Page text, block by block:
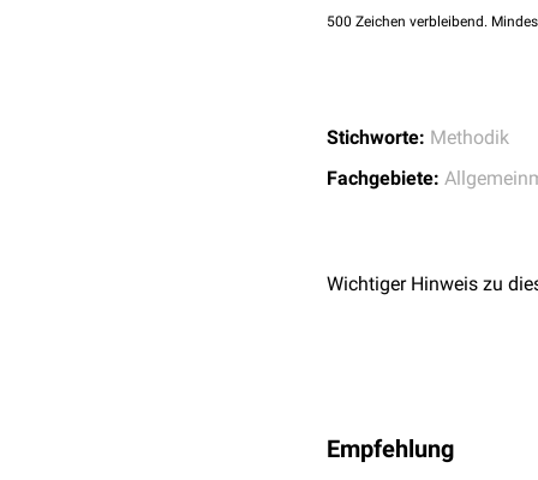
500 Zeichen verbleibend.
Stichworte: Methodik
Fachgebiete:
Wichtiger Hinweis zu
Empfehlung